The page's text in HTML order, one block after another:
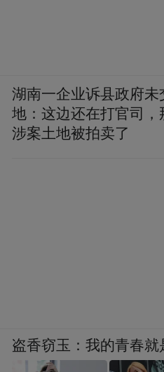
湖南一企业诉县政府未
地：这边还在打官司，
涉案土地被拍卖了
盗香窃玉：我的青春就